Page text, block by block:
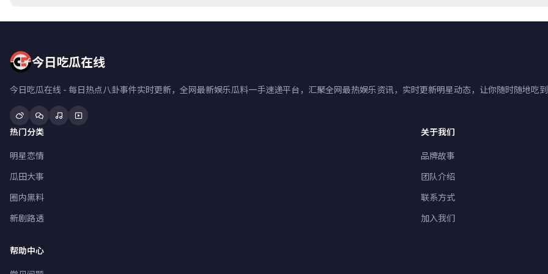
今日吃瓜在线
今日吃瓜在线 - 每日热点八卦事件实时更新，全网最新娱乐瓜料一手速递平台，汇聚全网最热娱乐资讯，实时更新明星动态，让你随时随地吃到
热门分类
明星恋情
瓜田大事
圈内黑料
新剧路透
关于我们
品牌故事
团队介绍
联系方式
加入我们
帮助中心